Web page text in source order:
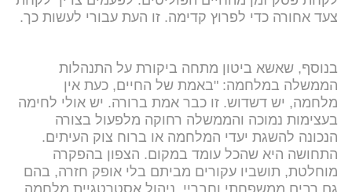
צעד אחורה כדי לפרוץ קדימה. זו העת עבורי לעשות כך.
בנוסף, שאשא ביטון מתחה ביקורת על התנהלות
הממשלה במלחמה: "באמת של החיים, כעת אין
מלחמה, יש דשדוש. זו כבר אמת ברורה. יש אולי לחימה
בעצימות נמוכה והממשלה רחוקה מלפעול בצורה
הנכונה להשגת יעדי המלחמה או ברוח צוק העיתים.
התחושה היא שהכל עומד במקום. הצפון בהפקרה
מוחלטת, תושביו עקורים מביתם בלי אופק חזרה, בהם